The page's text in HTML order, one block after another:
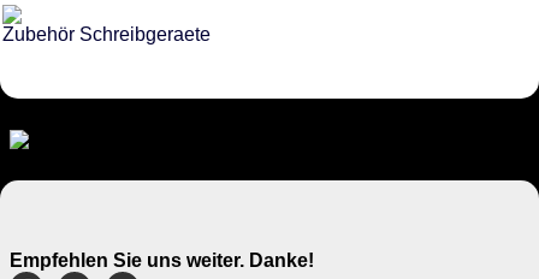
Zubehör Schreibgeraete
Empfehlen Sie uns weiter. Danke!